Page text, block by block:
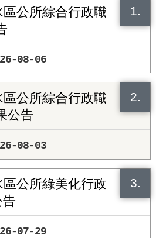
1.
公所綜合行政職
08-06
2.
公所綜合行政職
公告
08-03
3.
公所綠美化行政
07-29